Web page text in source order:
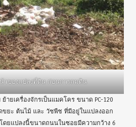
าของแปลงที่ดิน ก่อนการถมดิน
ายเครื่องจักรเป็นแมคโคร ขนาด PC-120
ดขยะ ต้นไม้ และ วัชพืช ที่มีอยู่ในแปลงออก
ดยแปลงนี้ขนาดถนนในซอยมีความกว้าง 6